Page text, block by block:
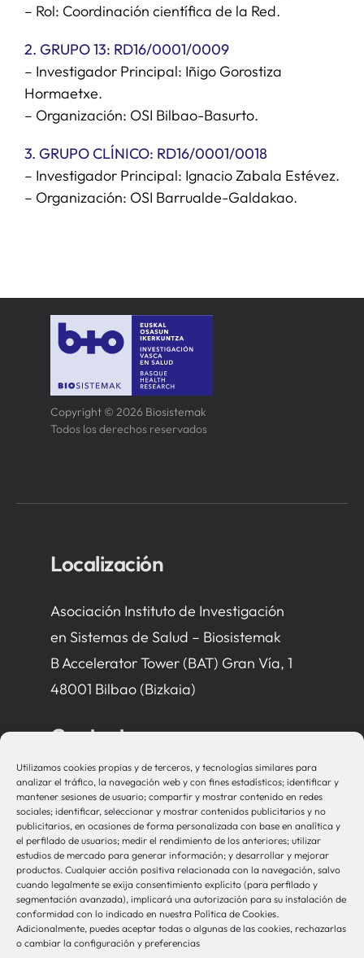
Utilizamos cookies propias y de terceros, y tecnologías similares para
analizar el tráfico, la navegación web y con fines estadísticos; identificar y
mantener sesiones de usuario; compartir y mostrar contenido en redes
sociales; identificar, seleccionar y mostrar contenidos publicitarios y no
publicitarios, en ocasiones de forma personalizada con base en analítica y
el perfilado de usuarios; medir el rendimiento de los anteriores; utilizar
estudios de mercado para generar información; y desarrollar y mejorar
productos. Cualquier acción positiva relacionada con la navegación, salvo
cuando legalmente se exija consentimiento explícito (para perfilado y
segmentación avanzada), implicará una autorización para su instalación de
conformidad con lo indicado en nuestra Política de Cookies.
Adicionalmente, puedes aceptar todas o algunas de las cookies, rechazarlas
o cambiar la configuración y preferencias
– Rol: Coordinación científica de la Red.
2. GRUPO 13: RD16/0001/0009
– Investigador Principal: Iñigo Gorostiza
Hormaetxe.
– Organización: OSI Bilbao-Basurto.
3. GRUPO CLÍNICO: RD16/0001/0018
– Investigador Principal: Ignacio Zabala Estévez.
– Organización: OSI Barrualde-Galdakao.
Copyright © 2026 Biosistemak
Todos los derechos reservados
Localización
Asociación Instituto de Investigación
en Sistemas de Salud – Biosistemak
B Accelerator Tower (BAT) Gran Vía, 1
48001 Bilbao (Bizkaia)
Contacto
bio-sistemak@bio-sistemak.eus
944 00 77 90
Otros Enlaces
Osakidetza